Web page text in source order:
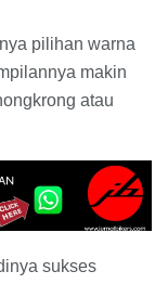
pilihan warna
makin
atau
sukses